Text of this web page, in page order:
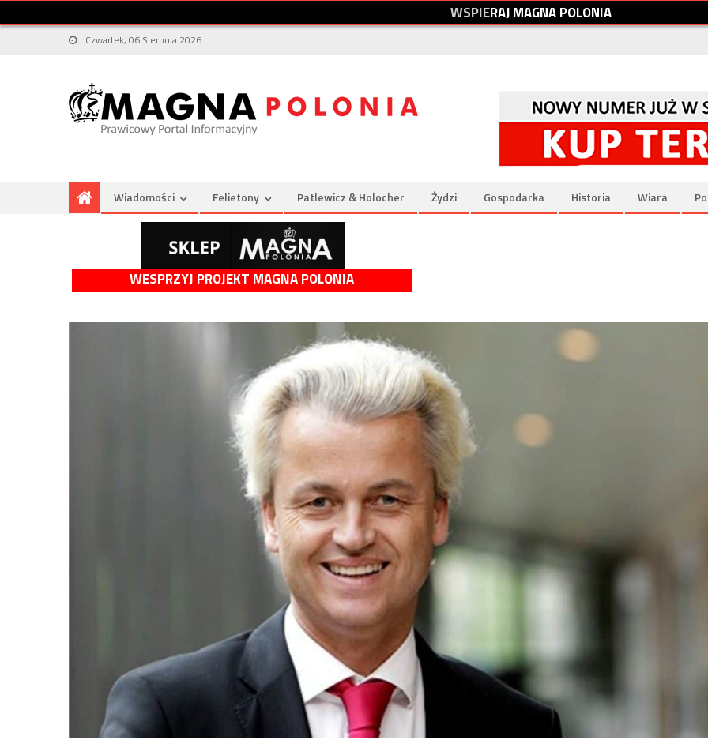
WSPIERAJMAGNAPOLONIA
Czwartek, 06 Sierpnia 2026
Wiadomości Felietony Patlewicz & Holocher Żydzi Gospodarka Historia Wiara
WESPRZYJ PROJEKT MAGNA POLONIA